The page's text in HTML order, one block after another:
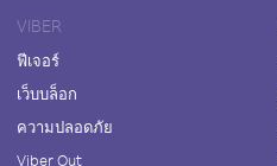
VIBER
ฟีเจอร์
เว็บบล็อก
ความปลอดภัย
Viber Out